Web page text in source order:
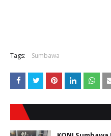
Tags: Sumbawa